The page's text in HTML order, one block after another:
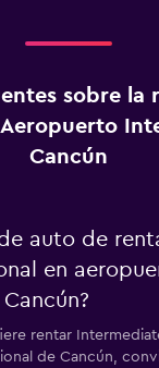
sobre la
Cancún
auto de
en
rentar
de Cancún,